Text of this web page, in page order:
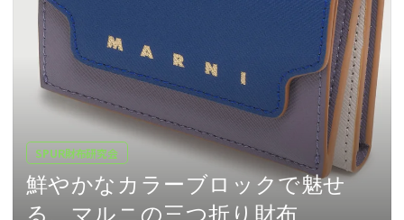
SPUR財布研究会
鮮やかなカラーブロックで魅せ
る、マルニの三つ折り財布